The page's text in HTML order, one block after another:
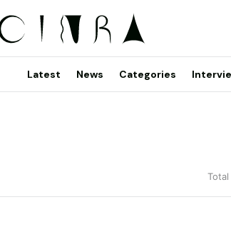
Latest News Categories